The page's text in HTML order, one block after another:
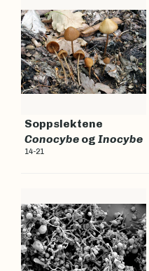
Soppslektene
Conocybe og Inocybe
14-21